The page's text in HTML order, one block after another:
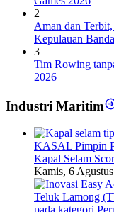
2
Aman dan
Kepulauan Banda
3
Tim Rowing
2026
Industri Maritim
KASAL Pimpin
Kapal Selam
Kamis, 6